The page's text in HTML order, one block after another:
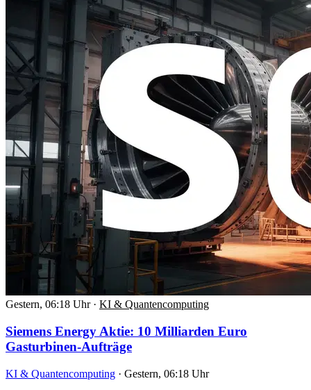
Gestern, 06:18 Uhr · KI & Quantencomputing
Siemens Energy Aktie: 10 Milliarden Euro
Gasturbinen-Aufträge
KI & Quantencomputing · Gestern, 06:18 Uhr